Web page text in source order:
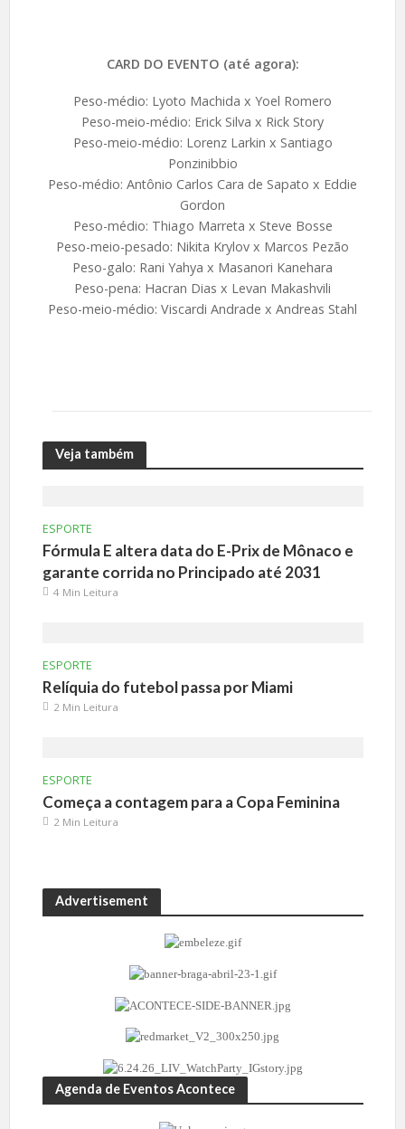
CARD DO EVENTO (até agora):
Peso-médio: Lyoto Machida x Yoel Romero
Peso-meio-médio: Erick Silva x Rick Story
Peso-meio-médio: Lorenz Larkin x Santiago
Ponzinibbio
Peso-médio: Antônio Carlos Cara de Sapato x Eddie
Gordon
Peso-médio: Thiago Marreta x Steve Bosse
Peso-meio-pesado: Nikita Krylov x Marcos Pezão
Peso-galo: Rani Yahya x Masanori Kanehara
Peso-pena: Hacran Dias x Levan Makashvili
Peso-meio-médio: Viscardi Andrade x Andreas Stahl
Veja também
ESPORTE
Fórmula E altera data do E-Prix de Mônaco e
garante corrida no Principado até 2031
4 Min Leitura
ESPORTE
Relíquia do futebol passa por Miami
2 Min Leitura
ESPORTE
Começa a contagem para a Copa Feminina
2 Min Leitura
Advertisement
Agenda de Eventos Acontece